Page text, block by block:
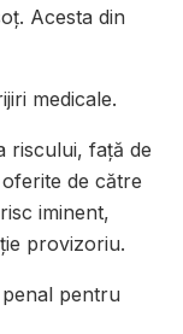
Acesta din
medicale.
riscului, față de
de către
iminent,
provizoriu.
pentru